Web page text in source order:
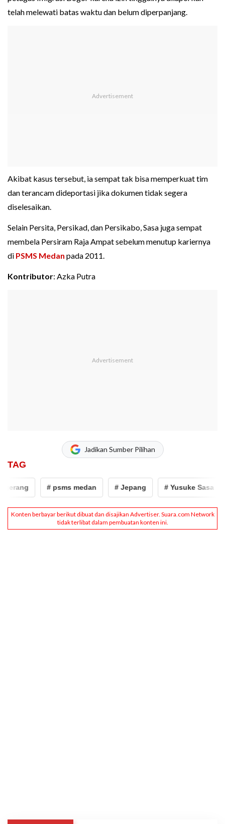
telah melewati batas waktu dan belum diperpanjang.
Akibat kasus tersebut, ia sempat tak bisa memperkuat tim
dan terancam dideportasi jika dokumen tidak segera
diselesaikan.
Selain Persita, Persikad, dan Persikabo, Sasa juga sempat
membela Persiram Raja Ampat sebelum menutup kariernya
di PSMS Medan pada 2011.
Kontributor: Azka Putra
Jadikan Sumber Pilihan
TAG
# psms medan # Jepang # Yusuke Sasa